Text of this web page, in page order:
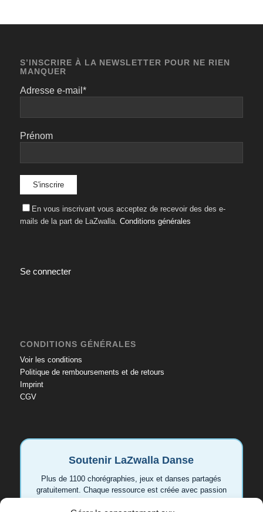
S’INSCRIRE À LA NEWSLETTER POUR NE RIEN
MANQUER
Adresse e-mail*
Prénom
En vous inscrivant vous acceptez de recevoir des des e-
mails de la part de LaZwalla. Conditions générales
Se connecter
CONDITIONS GÉNÉRALES
Voir les conditions
Politique de remboursements et de retours
Imprint
CGV
Soutenir LaZwalla Danse
Plus de 1100 chorégraphies, jeux et danses partagés
gratuitement. Chaque ressource est créée avec passion
pour aider les enseignant.e.s et les familles. Votre